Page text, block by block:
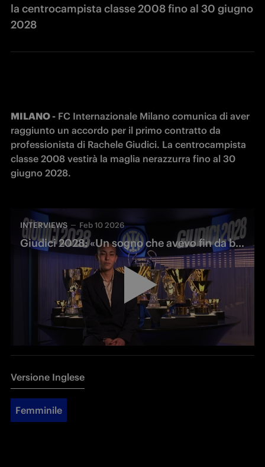
la centrocampista classe 2008 fino al 30 giugno
2028
MILANO - FC Internazionale Milano comunica di aver
raggiunto un accordo per il primo contratto da
professionista di Rachele Giudici. La centrocampista
classe 2008 vestirà la maglia nerazzurra fino al 30
giugno 2028.
INTERVIEWS Feb 10 2026
Giudici 2028: «Un sogno che avevo fin da bambina»
Versione Inglese
Femminile